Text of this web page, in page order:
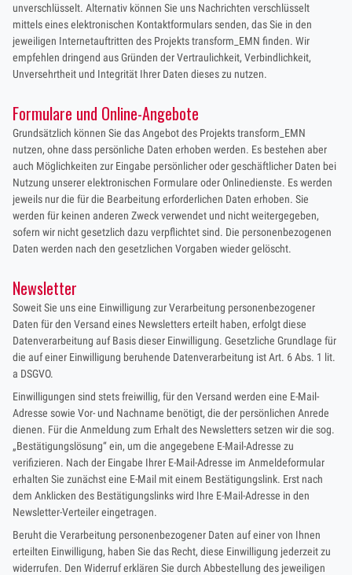
unverschlüsselt. Alternativ können Sie uns Nachrichten verschlüsselt
mittels eines elektronischen Kontaktformulars senden, das Sie in den
jeweiligen Internetauftritten des Projekts transform_EMN finden. Wir
empfehlen dringend aus Gründen der Vertraulichkeit, Verbindlichkeit,
Unversehrtheit und Integrität Ihrer Daten dieses zu nutzen.
Formulare und Online-Angebote
Grundsätzlich können Sie das Angebot des Projekts transform_EMN
nutzen, ohne dass persönliche Daten erhoben werden. Es bestehen aber
auch Möglichkeiten zur Eingabe persönlicher oder geschäftlicher Daten bei
Nutzung unserer elektronischen Formulare oder Onlinedienste. Es werden
jeweils nur die für die Bearbeitung erforderlichen Daten erhoben. Sie
werden für keinen anderen Zweck verwendet und nicht weitergegeben,
sofern wir nicht gesetzlich dazu verpflichtet sind. Die personenbezogenen
Daten werden nach den gesetzlichen Vorgaben wieder gelöscht.
Newsletter
Soweit Sie uns eine Einwilligung zur Verarbeitung personenbezogener
Daten für den Versand eines Newsletters erteilt haben, erfolgt diese
Datenverarbeitung auf Basis dieser Einwilligung. Gesetzliche Grundlage für
die auf einer Einwilligung beruhende Datenverarbeitung ist Art. 6 Abs. 1 lit.
a DSGVO.
Einwilligungen sind stets freiwillig, für den Versand werden eine E-Mail-
Adresse sowie Vor- und Nachname benötigt, die der persönlichen Anrede
dienen. Für die Anmeldung zum Erhalt des Newsletters setzen wir die sog.
„Bestätigungslösung“ ein, um die angegebene E-Mail-Adresse zu
verifizieren. Nach der Eingabe Ihrer E-Mail-Adresse im Anmeldeformular
erhalten Sie zunächst eine E-Mail mit einem Bestätigungslink. Erst nach
dem Anklicken des Bestätigungslinks wird Ihre E-Mail-Adresse in den
Newsletter-Verteiler eingetragen.
Beruht die Verarbeitung personenbezogener Daten auf einer von Ihnen
erteilten Einwilligung, haben Sie das Recht, diese Einwilligung jederzeit zu
widerrufen. Den Widerruf erklären Sie durch Abbestellung des jeweiligen